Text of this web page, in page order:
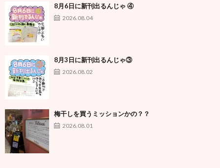
8月6日に新刊出るんじゃ ④
2026.08.04
8月3日に新刊出るんじゃ③
2026.08.02
梅干しを買うミッションかの？？
2026.08.01